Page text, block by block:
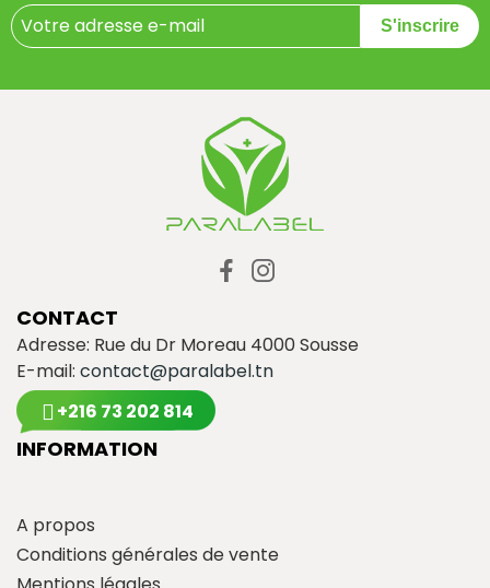
S'inscrire
CONTACT
Adresse: Rue du Dr Moreau 4000 Sousse
E-mail: contact@paralabel.tn
+216 73 202 814
INFORMATION
A propos
Conditions générales de vente